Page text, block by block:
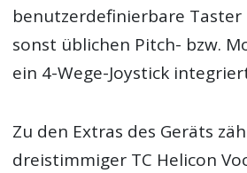
benutzerdefinierbare
sonst üblichen Pitch- bzw.
ein 4-Wege-Joystick
Zu den Extras des Geräts
dreistimmiger TC Helicon